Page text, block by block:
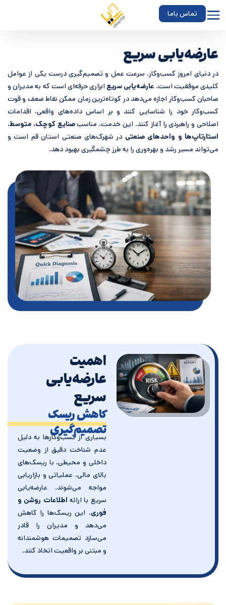
تماس باما
عارضه‌یابی سریع
در دنیای امروز کسب‌وکار، سرعت عمل و تصمیم‌گیری درست یکی از عوامل
کلیدی موفقیت است. عارضه‌یابی سریع ابزاری حرفه‌ای است که به مدیران و
صاحبان کسب‌وکار اجازه می‌دهد در کوتاه‌ترین زمان ممکن نقاط ضعف و قوت
کسب‌وکار خود را شناسایی کنند و بر اساس داده‌های واقعی، اقدامات
اصلاحی و راهبردی را آغاز کنند. این خدمت، مناسبصنایع کوچک، متوسط،
استارتاپ‌ها و واحدهای صنعتی در شهرک‌های صنعتی استان قم است و
می‌تواند مسیر رشد و بهره‌وری را به طرز چشمگیری بهبود دهد.
اهمیت
عارضه‌یابی
سریع
کاهش ریسک
تصمیم‌گیری
بسیاری از کسب‌وکارها به دلیل
عدم شناخت دقیق از وضعیت
داخلی و محیطی، با ریسک‌های
بالای مالی، عملیاتی و بازاریابی
مواجه می‌شوند. عارضه‌یابی
سریع با ارائه اطلاعات روشن و
فوری، این ریسک‌ها را کاهش
می‌دهد و مدیران را قادر
می‌سازد تصمیمات هوشمندانه
و مبتنی بر واقعیت اتخاذ کنند.